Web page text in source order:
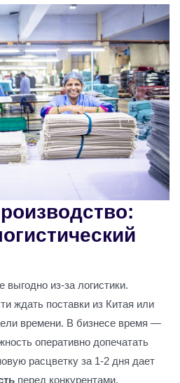
из-за логистики.
ждать поставки из Китая или
времени. В бизнесе время —
оперативно допечатать
расцветку за 1-2 дня дает
перед конкурентами.